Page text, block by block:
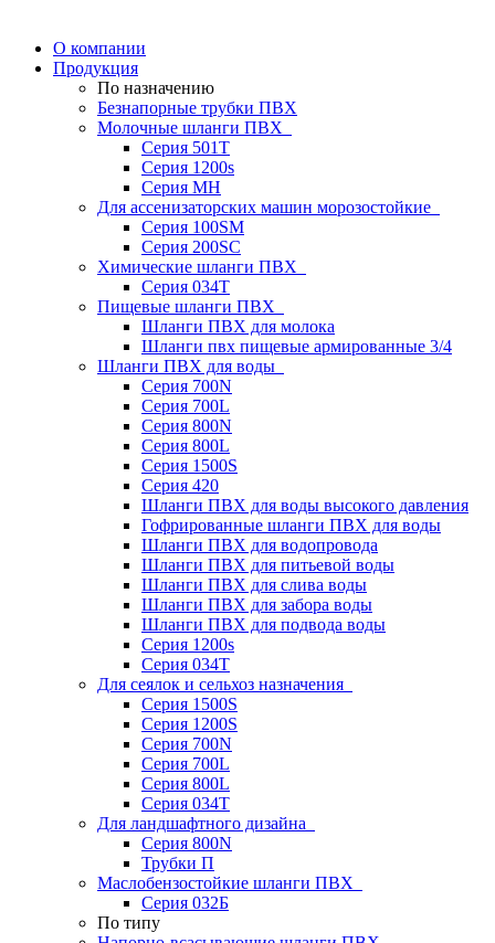
О компании
Продукция
По назначению
Безнапорные трубки ПВХ
Молочные шланги ПВХ
Серия 501T
Серия 1200s
Серия МН
Для ассенизаторских машин морозостойкие
Серия 100SM
Серия 200SС
Химические шланги ПВХ
Серия 034Т
Пищевые шланги ПВХ
Шланги ПВХ для молока
Шланги пвх пищевые армированные 3/4
Шланги ПВХ для воды
Серия 700N
Серия 700L
Серия 800N
Серия 800L
Серия 1500S
Серия 420
Шланги ПВХ для воды высокого давления
Гофрированные шланги ПВХ для воды
Шланги ПВХ для водопровода
Шланги ПВХ для питьевой воды
Шланги ПВХ для слива воды
Шланги ПВХ для забора воды
Шланги ПВХ для подвода воды
Серия 1200s
Серия 034Т
Для сеялок и сельхоз назначения
Серия 1500S
Серия 1200S
Серия 700N
Серия 700L
Серия 800L
Серия 034T
Для ландшафтного дизайна
Серия 800N
Трубки П
Маслобензостойкие шланги ПВХ
Серия 032Б
По типу